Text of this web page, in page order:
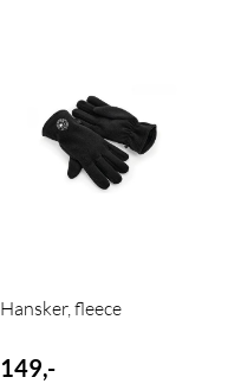
Hansker, fleece
149,-